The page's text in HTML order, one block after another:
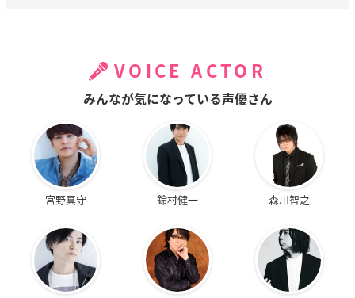
VOICE ACTOR
みんなが気になっている声優さん
宮野真守 鈴村健一 森川智之